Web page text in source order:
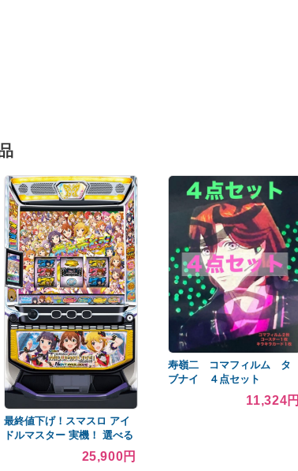
最終値下げ！スマスロ アイ
ドルマスター 実機！ 選べる
オプション多数！ 送料無料
25,900円
寿嶺二 コマフィルム タ
ブナイ ４点セット
11,324円